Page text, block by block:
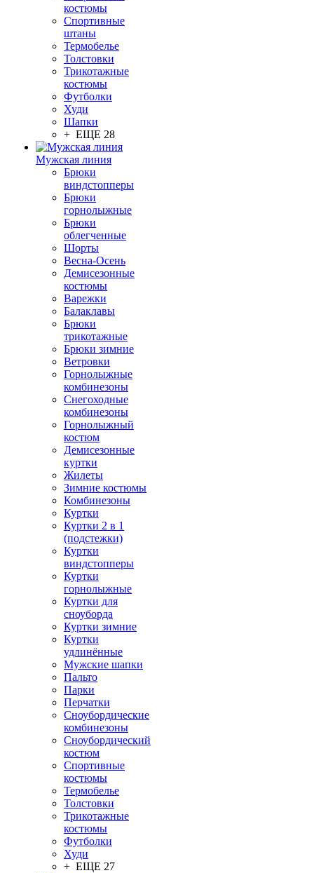
костюмы
Спортивные
штаны
Термобелье
Толстовки
Трикотажные
костюмы
Футболки
Худи
Шапки
+ ЕЩЕ 28
Мужская линия
Брюки
виндстопперы
Брюки
горнолыжные
Брюки
облегченные
Шорты
Весна-Осень
Демисезонные
костюмы
Варежки
Балаклавы
Брюки
трикотажные
Брюки зимние
Ветровки
Горнолыжные
комбинезоны
Снегоходные
комбинезоны
Горнолыжный
костюм
Демисезонные
куртки
Жилеты
Зимние костюмы
Комбинезоны
Куртки
Куртки 2 в 1
(подстежки)
Куртки
виндстопперы
Куртки
горнолыжные
Куртки для
сноуборда
Куртки зимние
Куртки
удлинённые
Мужские шапки
Пальто
Парки
Перчатки
Сноубордические
комбинезоны
Сноубордический
костюм
Спортивные
костюмы
Термобелье
Толстовки
Трикотажные
костюмы
Футболки
Худи
+ ЕЩЕ 27